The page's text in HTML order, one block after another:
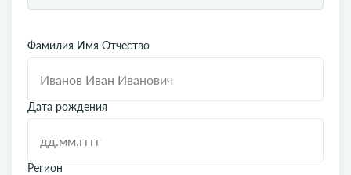
Фамилия Имя Отчество
Дата рождения
Регион